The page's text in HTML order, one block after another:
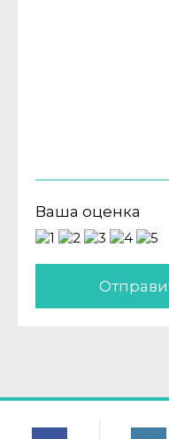
Ваша оценка